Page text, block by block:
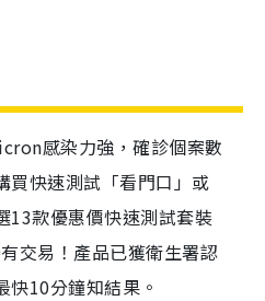
感染力強，確診個案數
買快速測試「看門口」或
13款優惠價快速測試套裝
交易！產品已獲衛生署認
快10分鐘知結果。